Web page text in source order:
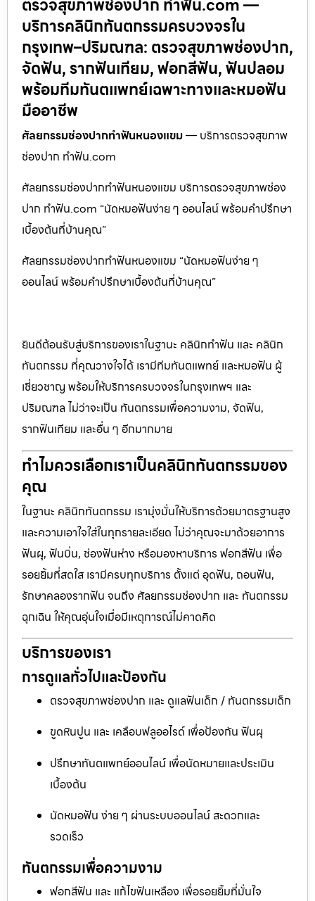
ตรวจสุขภาพช่องปาก ทำฟัน.com —
บริการคลินิกทันตกรรมครบวงจรใน
กรุงเทพ–ปริมณฑล: ตรวจสุขภาพช่องปาก,
จัดฟัน, รากฟันเทียม, ฟอกสีฟัน, ฟันปลอม
พร้อมทีมทันตแพทย์เฉพาะทางและหมอฟัน
มืออาชีพ
ศัลยกรรมช่องปากทำฟันหนองแขม— บริการตรวจสุขภาพ
ช่องปาก ทำฟัน.com
ศัลยกรรมช่องปากทำฟันหนองแขม บริการตรวจสุขภาพช่อง
ปาก ทำฟัน.com “นัดหมอฟันง่าย ๆ ออนไลน์ พร้อมคำปรึกษา
เบื้องต้นที่บ้านคุณ”
ศัลยกรรมช่องปากทำฟันหนองแขม “นัดหมอฟันง่าย ๆ
ออนไลน์ พร้อมคำปรึกษาเบื้องต้นที่บ้านคุณ”
ยินดีต้อนรับสู่บริการของเราในฐานะ คลินิกทำฟัน และ คลินิก
ทันตกรรม ที่คุณวางใจได้ เรามีทีมทันตแพทย์ และหมอฟัน ผู้
เชี่ยวชาญ พร้อมให้บริการครบวงจรในกรุงเทพฯ และ
ปริมณฑล ไม่ว่าจะเป็น ทันตกรรมเพื่อความงาม, จัดฟัน,
รากฟันเทียม และอื่น ๆ อีกมากมาย
ทำไมควรเลือกเราเป็นคลินิกทันตกรรมของ
คุณ
ในฐานะ คลินิกทันตกรรม เรามุ่งมั่นให้บริการด้วยมาตรฐานสูง
และความเอาใจใส่ในทุกรายละเอียด ไม่ว่าคุณจะมาด้วยอาการ
ฟันผุ, ฟันบิ่น, ช่องฟันห่าง หรือมองหาบริการ ฟอกสีฟัน เพื่อ
รอยยิ้มที่สดใส เรามีครบทุกบริการ ตั้งแต่ อุดฟัน, ถอนฟัน,
รักษาคลองรากฟัน จนถึง ศัลยกรรมช่องปาก และ ทันตกรรม
ฉุกเฉิน ให้คุณอุ่นใจเมื่อมีเหตุการณ์ไม่คาดคิด
บริการของเรา
การดูแลทั่วไปและป้องกัน
ตรวจสุขภาพช่องปาก และ ดูแลฟันเด็ก / ทันตกรรมเด็ก
ขูดหินปูน และ เคลือบฟลูออไรด์ เพื่อป้องกัน ฟันผุ
ปรึกษาทันตแพทย์ออนไลน์ เพื่อนัดหมายและประเมิน
เบื้องต้น
นัดหมอฟัน ง่าย ๆ ผ่านระบบออนไลน์ สะดวกและ
รวดเร็ว
ทันตกรรมเพื่อความงาม
ฟอกสีฟัน และ แก้ไขฟันเหลือง เพื่อรอยยิ้มที่มั่นใจ